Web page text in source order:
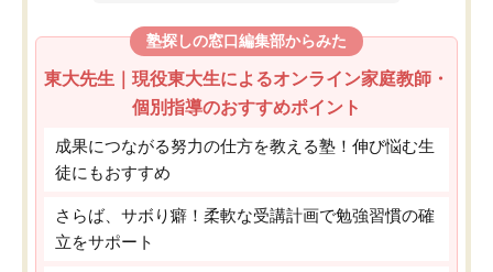
塾探しの窓口編集部からみた
東大先生｜現役東大生によるオンライン家庭教師・
個別指導のおすすめポイント
成果につながる努力の仕方を教える塾！伸び悩む生
徒にもおすすめ
さらば、サボり癖！柔軟な受講計画で勉強習慣の確
立をサポート